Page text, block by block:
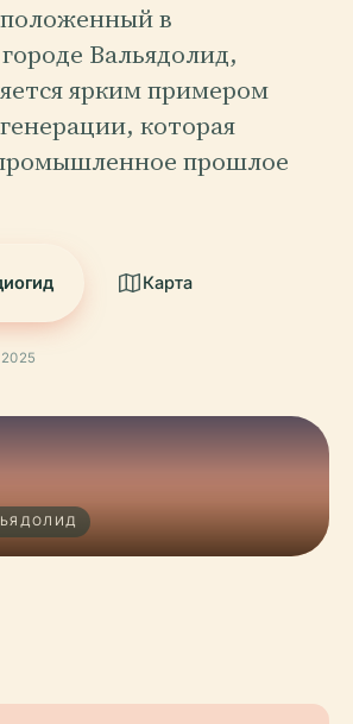
в
Вальядолид,
ярким примером
которая
прошлое
Карта